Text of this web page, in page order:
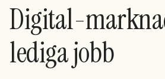
Digital-
lediga jobb